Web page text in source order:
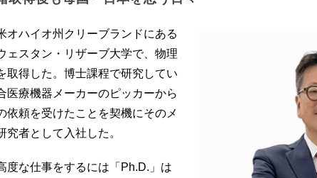
ハイオ州クリーブランドにある
ェスタン・リザーブ大学で、物理
取得した。博士課程で研究してい
医療機器メーカーのピッカーから
依頼を受けたことを契機にそのメ
究者として入社した。
な仕事をするには「Ph.D.」は